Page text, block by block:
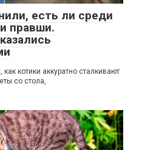
есть ли среди
правши.
котики аккуратно сталкивают
со стола,